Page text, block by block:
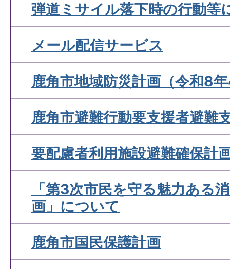
弾道ミサイル落下時の行動等
メール配信サービス
鹿角市地域防災計画（令和8
鹿角市避難行動要支援者避難
要配慮者利用施設避難確保計
「第3次市民を守る魅力ある
画」について
鹿角市国民保護計画